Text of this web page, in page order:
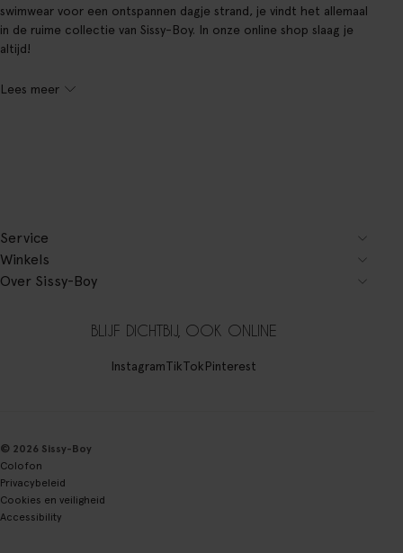
swimwear voor een ontspannen dagje strand, je vindt het allemaal
in de ruime collectie van Sissy-Boy. In onze online shop slaag je
altijd!
Lees meer
Service
Winkels
Over Sissy-Boy
BLIJF DICHTBIJ, OOK ONLINE
InstagramTikTokPinterest
© 2026 Sissy-Boy
Colofon
Privacybeleid
Cookies en veiligheid
Accessibility